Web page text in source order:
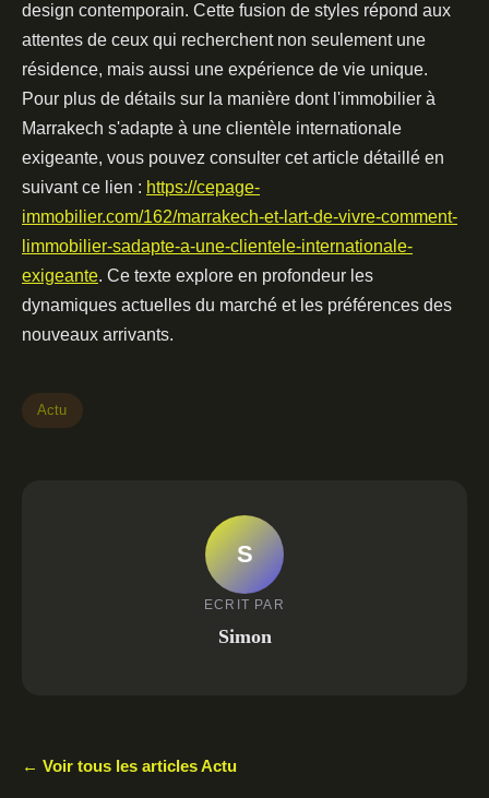
design contemporain. Cette fusion de styles répond aux
attentes de ceux qui recherchent non seulement une
résidence, mais aussi une expérience de vie unique.
Pour plus de détails sur la manière dont l'immobilier à
Marrakech s'adapte à une clientèle internationale
exigeante, vous pouvez consulter cet article détaillé en
suivant ce lien : https://cepage-
immobilier.com/162/marrakech-et-lart-de-vivre-comment-
limmobilier-sadapte-a-une-clientele-internationale-
exigeante. Ce texte explore en profondeur les
dynamiques actuelles du marché et les préférences des
nouveaux arrivants.
Actu
S
ECRIT PAR
Simon
← Voir tous les articles Actu